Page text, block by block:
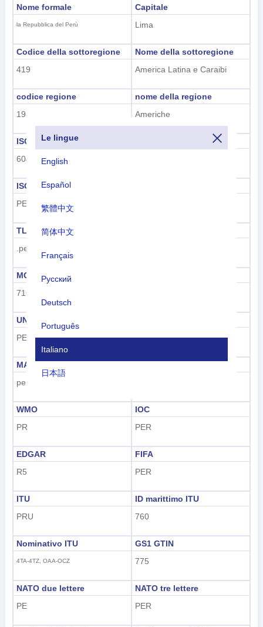
Le lingue
English
Español
繁體中文
简体中文
Français
Русский
Deutsch
Português
Italiano
日本語
tiếng Việt
हिंदी
Nome formale
la Repubblica del Perù
Capitale
Lima
Codice della sottoregione
419
Nome della sottoregione
America Latina e Caraibi
codice regione
19
nome della regione
Americhe
ISO 3166-1 numerico
604
ISO 3166-1-Alfa-3
PER
TLD
.pe
MCC
716
UNDP
PER
195
MARC
pe
WMO
PR
IOC
PER
EDGAR
R5
FIFA
PER
ITU
PRU
ID marittimo ITU
760
Nominativo ITU
4TA-4TZ, OAA-OCZ
GS1 GTIN
775
NATO due lettere
PE
NATO tre lettere
PER